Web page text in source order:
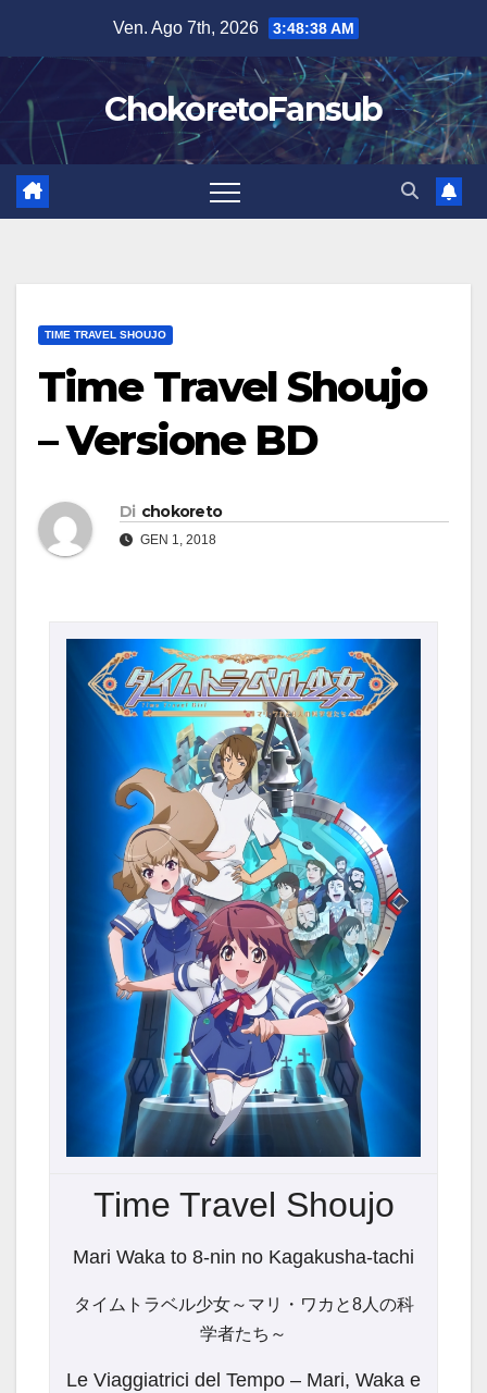
contenuto
Ven. Ago 7th, 2026 3:48:39 AM
ChokoretoFansub
TIME TRAVEL SHOUJO
Time Travel Shoujo
– Versione BD
Di chokoreto
GEN 1, 2018
Time Travel Shoujo
Mari Waka to 8-nin no Kagakusha-tachi
タイムトラベル少女～マリ・ワカと8人の科
学者たち～
Le Viaggiatrici del Tempo – Mari, Waka e